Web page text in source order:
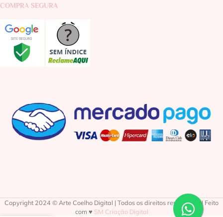
COMPRA SEGURA
Copyright 2024 © Arte Coelho Digital | Todos os direitos reservados | Feito
com ♥ SM Criação Digital